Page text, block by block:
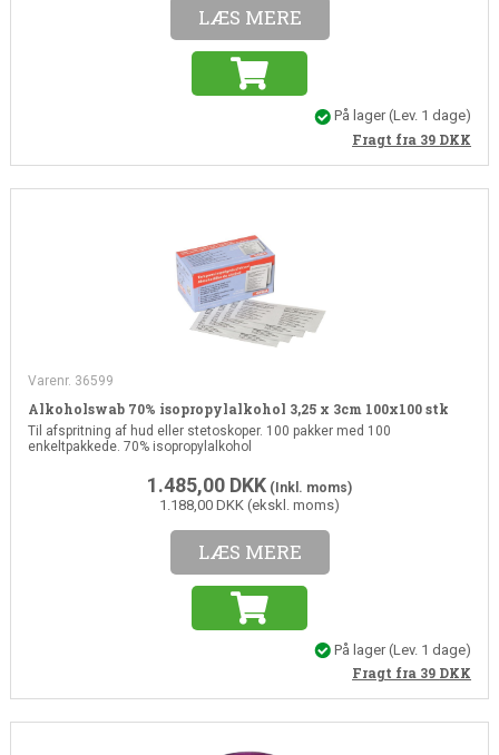
LÆS MERE
På lager(Lev. 1 dage)
Fragt fra 39 DKK
Varenr. 36599
Alkoholswab 70% isopropylalkohol 3,25 x 3cm 100x100 stk
Til afspritning af hud eller stetoskoper. 100 pakker med 100
enkeltpakkede. 70% isopropylalkohol
1.485,00 DKK (Inkl. moms)
1.188,00 DKK (ekskl. moms)
LÆS MERE
På lager(Lev. 1 dage)
Fragt fra 39 DKK